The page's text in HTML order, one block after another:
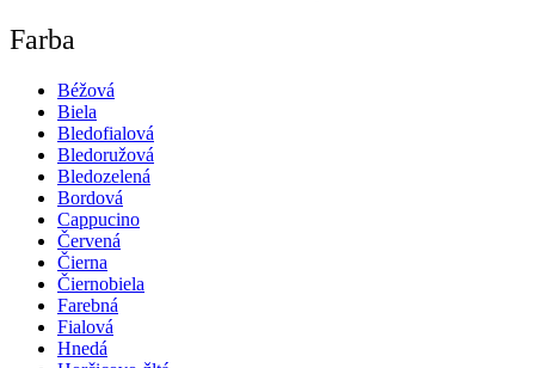
Farba
Béžová
Biela
Bledofialová
Bledoružová
Bledozelená
Bordová
Cappucino
Červená
Čierna
Čiernobiela
Farebná
Fialová
Hnedá